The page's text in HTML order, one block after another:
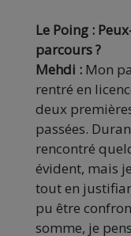
Le Poing :
parcours ?
Mehdi : Mon
rentré en
deux
passées.
rencontré
évident, mais
tout en
pu être
somme, je